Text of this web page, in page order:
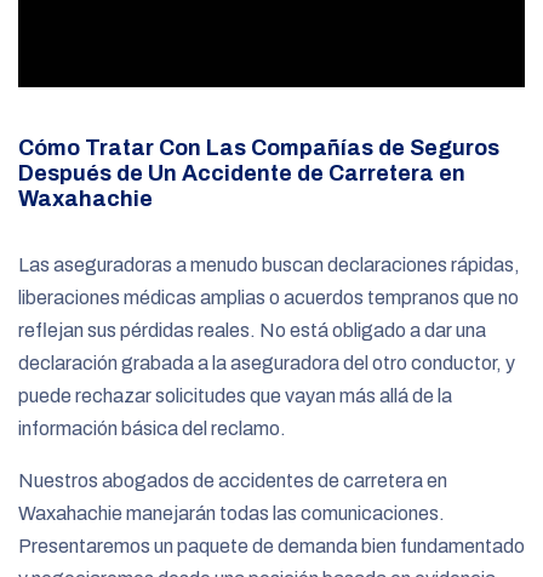
Cómo Tratar Con Las Compañías de Seguros
Después de Un Accidente de Carretera en
Waxahachie
Las aseguradoras a menudo buscan declaraciones rápidas,
liberaciones médicas amplias o acuerdos tempranos que no
reflejan sus pérdidas reales. No está obligado a dar una
declaración grabada a la aseguradora del otro conductor, y
puede rechazar solicitudes que vayan más allá de la
información básica del reclamo.
Nuestros abogados de accidentes de carretera en
Waxahachie manejarán todas las comunicaciones.
Presentaremos un paquete de demanda bien fundamentado